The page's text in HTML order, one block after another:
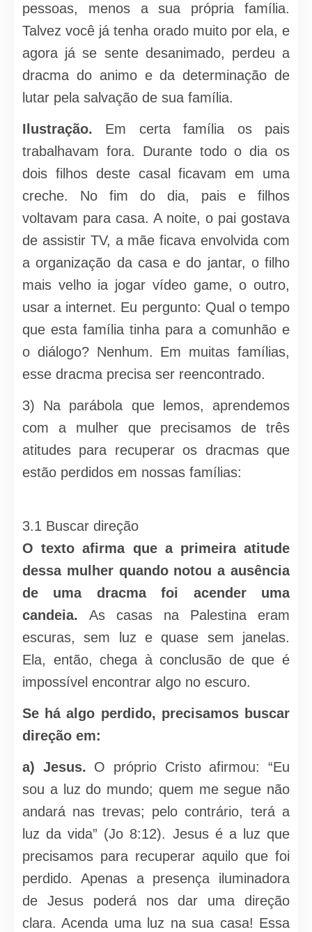
pessoas, menos a sua própria família.
Talvez você já tenha orado muito por ela, e
agora já se sente desanimado, perdeu a
dracma do animo e da determinação de
lutar pela salvação de sua família.
Ilustração. Em certa família os pais
trabalhavam fora. Durante todo o dia os
dois filhos deste casal ficavam em uma
creche. No fim do dia, pais e filhos
voltavam para casa. A noite, o pai gostava
de assistir TV, a mãe ficava envolvida com
a organização da casa e do jantar, o filho
mais velho ia jogar vídeo game, o outro,
usar a internet. Eu pergunto: Qual o tempo
que esta família tinha para a comunhão e
o diálogo? Nenhum. Em muitas famílias,
esse dracma precisa ser reencontrado.
3) Na parábola que lemos, aprendemos
com a mulher que precisamos de três
atitudes para recuperar os dracmas que
estão perdidos em nossas famílias:
3.1 Buscar direção
O texto afirma que a primeira atitude
dessa mulher quando notou a ausência
de uma dracma foi acender uma
candeia. As casas na Palestina eram
escuras, sem luz e quase sem janelas.
Ela, então, chega à conclusão de que é
impossível encontrar algo no escuro.
Se há algo perdido, precisamos buscar
direção em:
a) Jesus. O próprio Cristo afirmou: “Eu
sou a luz do mundo; quem me segue não
andará nas trevas; pelo contrário, terá a
luz da vida” (Jo 8:12). Jesus é a luz que
precisamos para recuperar aquilo que foi
perdido. Apenas a presença iluminadora
de Jesus poderá nos dar uma direção
clara. Acenda uma luz na sua casa! Essa